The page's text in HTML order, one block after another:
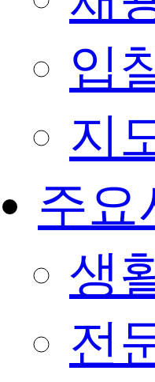
입
지
주요
생
전